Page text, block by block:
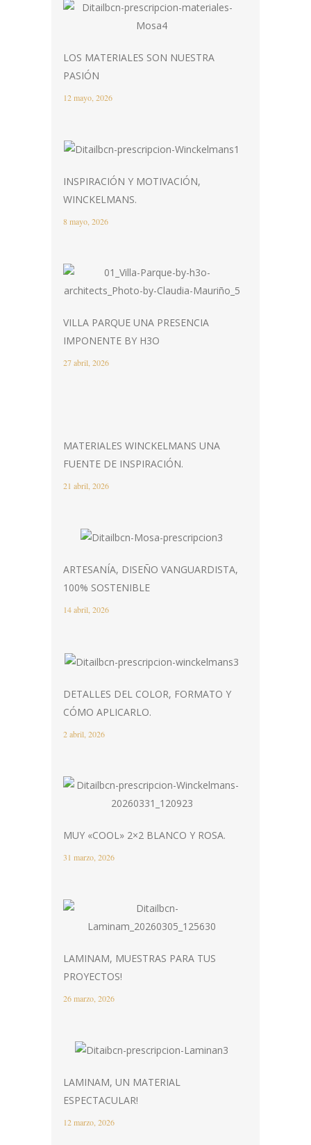
LOS MATERIALES SON NUESTRA
PASIÓN
12 mayo, 2026
INSPIRACIÓN Y MOTIVACIÓN,
WINCKELMANS.
8 mayo, 2026
VILLA PARQUE UNA PRESENCIA
IMPONENTE BY H3O
27 abril, 2026
MATERIALES WINCKELMANS UNA
FUENTE DE INSPIRACIÓN.
21 abril, 2026
ARTESANÍA, DISEÑO VANGUARDISTA,
100% SOSTENIBLE
14 abril, 2026
DETALLES DEL COLOR, FORMATO Y
CÓMO APLICARLO.
2 abril, 2026
MUY «COOL» 2×2 BLANCO Y ROSA.
31 marzo, 2026
LAMINAM, MUESTRAS PARA TUS
PROYECTOS!
26 marzo, 2026
LAMINAM, UN MATERIAL
ESPECTACULAR!
12 marzo, 2026